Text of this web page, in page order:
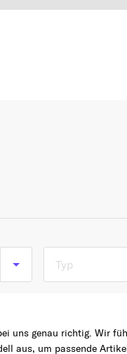
Typ
uns genau richtig. Wir
aus, um passende